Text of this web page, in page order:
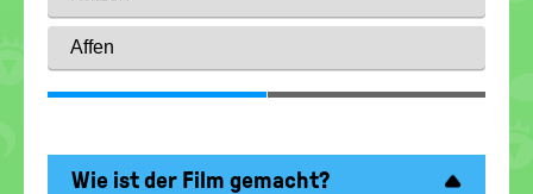
Wie ist der Film gemacht?